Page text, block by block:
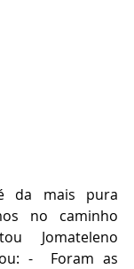
da mais pura
no caminho
Jomateleno
-  Foram as